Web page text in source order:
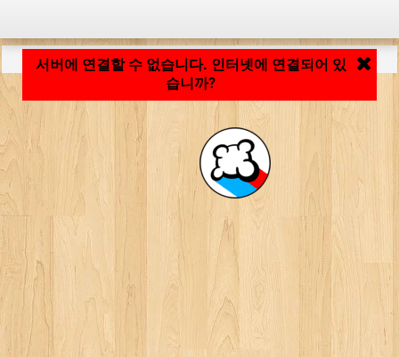
서버에 연결할 수 없습니다. 인터넷에 연결되어 있
습니까?
응용 프로그램 로딩 중... ...